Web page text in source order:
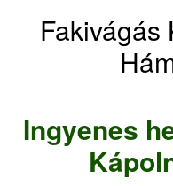
Fakivágás
Ingyenes